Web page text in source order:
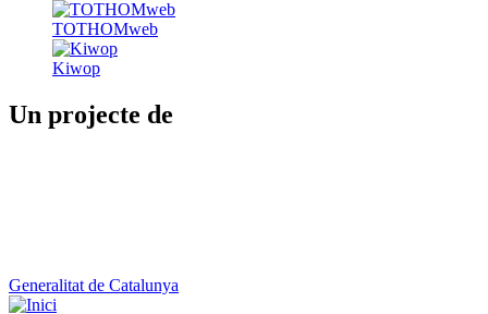
TOTHOMweb
Kiwop
Un projecte de
Generalitat de Catalunya